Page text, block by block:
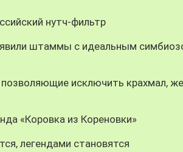
нутч-фильтр
штаммы с идеальным
исключить крахмал,
«Коровка из Кореновки»
легендами становятся